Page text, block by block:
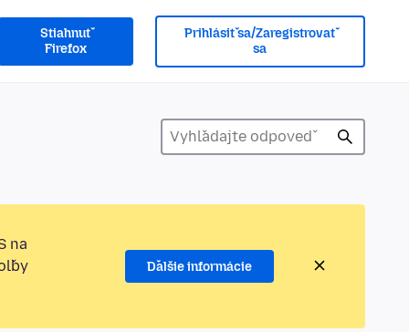
Stiahnuť
Firefox
Prihlásiť sa/Zaregistrovať
sa
na
Ďalšie informácie